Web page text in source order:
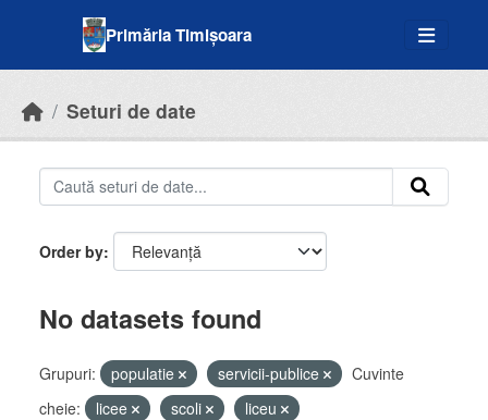
Primăria Timișoara
Seturi de date
Order by
No datasets found
Grupuri: populatie servicii-publice
Cuvinte
cheie:
licee scoli
liceu